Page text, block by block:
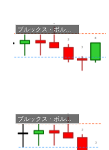
ブルックス・ボルマン本用語
ブルックス・ボルマン本用語